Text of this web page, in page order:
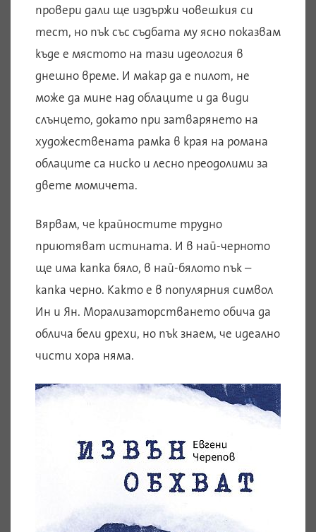
провери дали ще издържи човешкия си
тест, но пък със съдбата му ясно показвам
къде е мястото на тази идеология в
днешно време. И макар да е пилот, не
може да мине над облаците и да види
слънцето, докато при затварянето на
художествената рамка в края на романа
облаците са ниско и лесно преодолими за
двете момичета.
Вярвам, че крайностите трудно
приютяват истината. И в най-черното
ще има капка бяло, в най-бялото пък –
капка черно. Както е в популярния символ
Ин и Ян. Морализаторстването обича да
облича бели дрехи, но пък знаем, че идеално
чисти хора няма.